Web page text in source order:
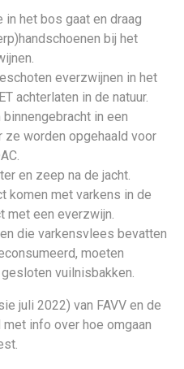
het bos gaat en draag
bij het
everzwijnen in het
achterlaten in de natuur.
in een
ze worden opgehaald voor
en zeep na de jacht.
komen met varkens in de
met een everzwijn.
die varkensvlees bevatten
moeten
vuilnisbakken.
juli 2022) van FAVV en de
info over hoe omgaan